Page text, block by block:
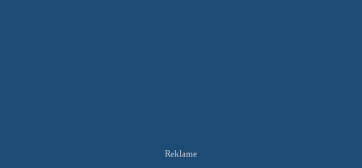
Reklame